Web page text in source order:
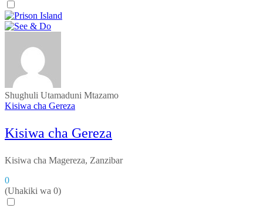
Shughuli Utamaduni Mtazamo
Kisiwa cha Gereza
Kisiwa cha Gereza
Kisiwa cha Magereza, Zanzibar
0
(Uhakiki wa 0)